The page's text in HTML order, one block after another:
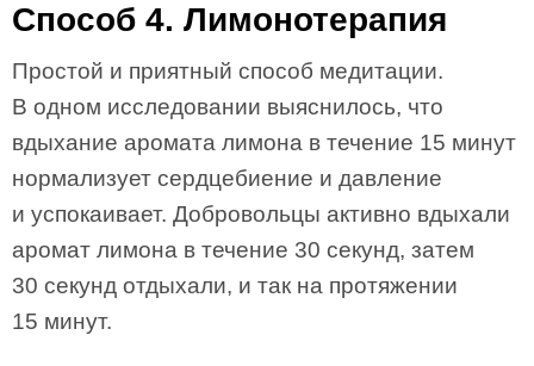
Способ 4. Лимонотерапия
Простой и приятный способ медитации.
В одном исследовании выяснилось, что
вдыхание аромата лимона в течение 15 минут
нормализует сердцебиение и давление
и успокаивает. Добровольцы активно вдыхали
аромат лимона в течение 30 секунд, затем
30 секунд отдыхали, и так на протяжении
15 минут.